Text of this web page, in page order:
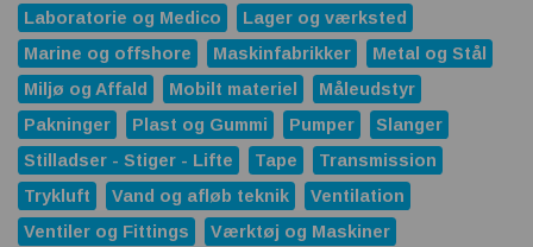
Laboratorie og Medico
Lager og værksted
Marine og offshore
Maskinfabrikker
Metal og Stål
Miljø og Affald
Mobilt materiel
Måleudstyr
Pakninger
Plast og Gummi Pumper
Slanger
Stilladser - Stiger - Lifte
Tape
Transmission
Trykluft
Vand og afløb teknik
Ventilation
Ventiler og Fittings
Værktøj og Maskiner